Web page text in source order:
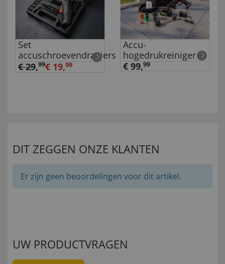
Set
accuschroevendraaiers
€ 29,99€ 19,99
Accu-
hogedrukreiniger
€ 99,99
DIT ZEGGEN ONZE KLANTEN
Er zijn geen beoordelingen voor dit artikel.
UW PRODUCTVRAGEN